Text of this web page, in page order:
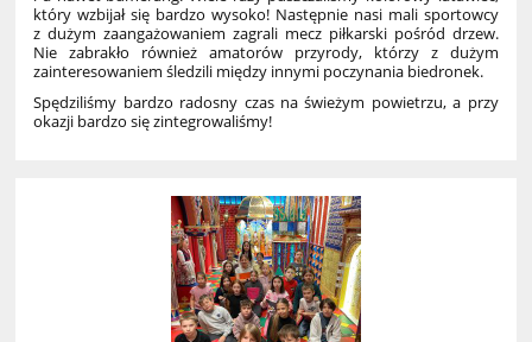
który wzbijał się bardzo wysoko! Następnie nasi mali sportowcy
z dużym zaangażowaniem zagrali mecz piłkarski pośród drzew.
Nie zabrakło również amatorów przyrody, którzy z dużym
zainteresowaniem śledzili między innymi poczynania biedronek.
Spędziliśmy bardzo radosny czas na świeżym powietrzu, a przy
okazji bardzo się zintegrowaliśmy!